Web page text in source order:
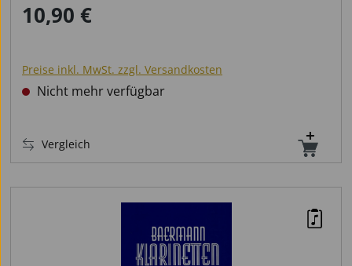
Regulärer Preis:
10,90 €
Preise inkl. MwSt. zzgl. Versandkosten
Nicht mehr verfügbar
Vergleich